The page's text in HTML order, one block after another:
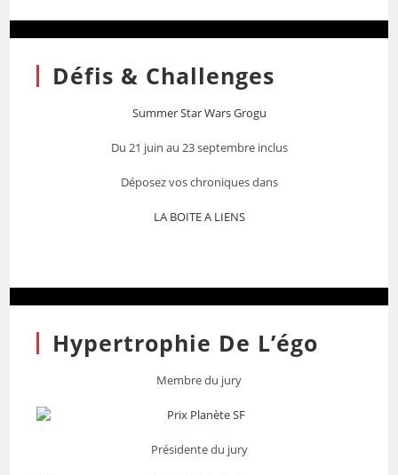
Défis & Challenges
Summer Star Wars Grogu
Du 21 juin au 23 septembre inclus
Déposez vos chroniques dans
LA BOITE A LIENS
Hypertrophie De L’égo
Membre du jury
Présidente du jury